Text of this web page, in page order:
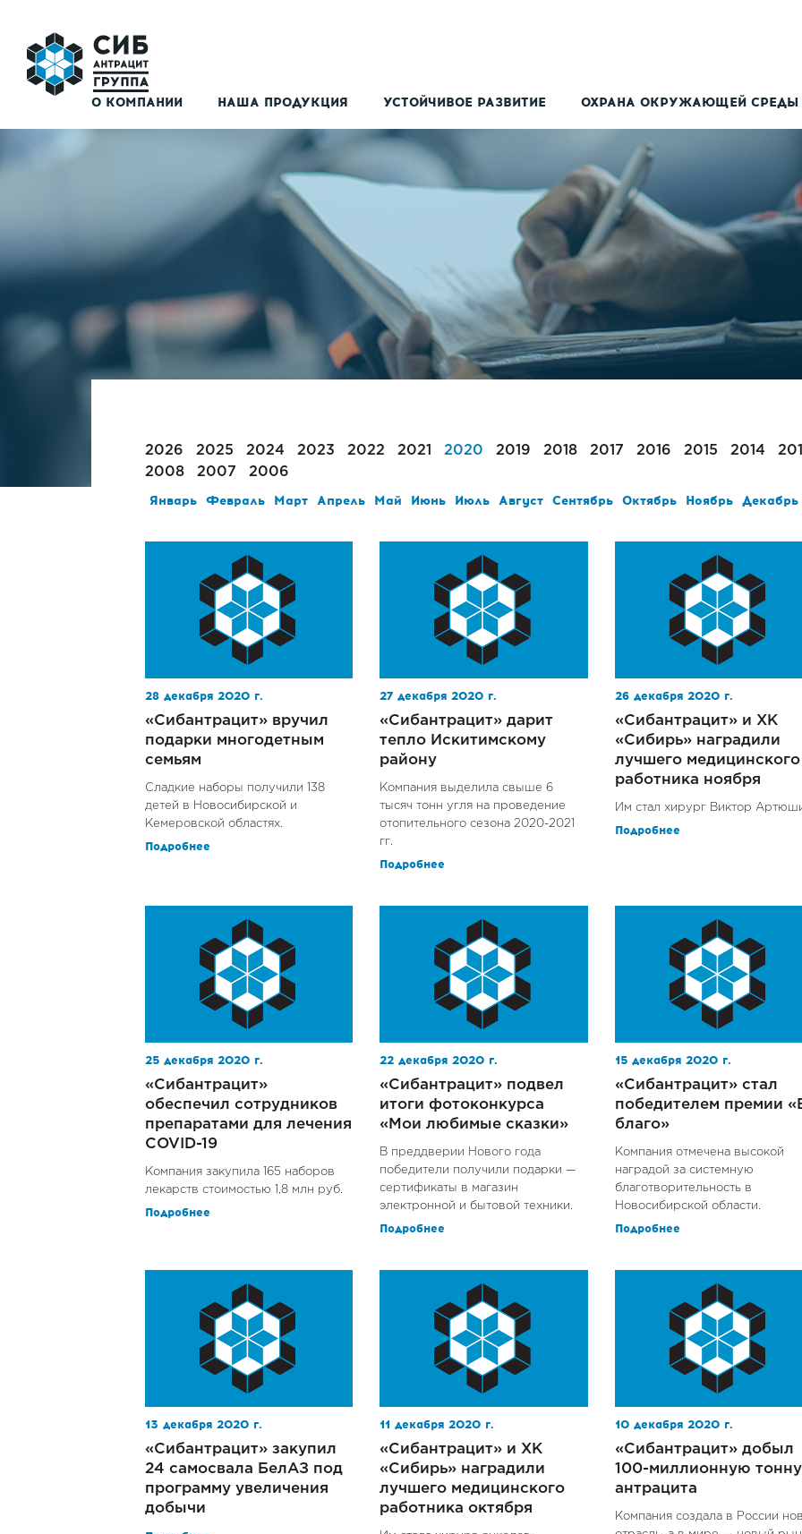
О КОМПАНИИ НАША ПРОДУКЦИЯ УСТОЙЧИВОЕ РАЗВИТИЕ ОХРАНА ОКРУЖАЮЩЕЙ СРЕДЫ
2026 2025 2024 2023 2022 2021 2020 2019 2018 2017 2016 2015 2014
2008
2007 2006
Январь Февраль Март Апрель Май Июнь Июль Август Сентябрь Октябрь Ноябрь Декабрь
28 декабря 2020 г.
«Сибантрацит» вручил
подарки многодетным
семьям
Сладкие наборы получили 138
детей в Новосибирской и
Кемеровской областях.
Подробнее
27 декабря 2020 г.
«Сибантрацит» дарит
тепло Искитимскому
району
Компания выделила свыше 6
тысяч тонн угля на проведение
отопительного сезона 2020-2021
гг.
Подробнее
26 декабря 2020 г.
«Сибантрацит» и ХК
«Сибирь» наградили
лучшего медицинского
работника ноября
Им стал хирург Виктор
Подробнее
25 декабря 2020 г.
«Сибантрацит»
обеспечил сотрудников
препаратами для лечения
COVID-19
Компания закупила 165 наборов
лекарств стоимостью 1,8 млн руб.
Подробнее
22 декабря 2020 г.
«Сибантрацит» подвел
итоги фотоконкурса
«Мои любимые сказки»
В преддверии Нового года
победители получили подарки —
сертификаты в магазин
электронной и бытовой техники.
Подробнее
15 декабря 2020 г.
«Сибантрацит» стал
победителем премии
благо»
Компания отмечена высокой
наградой за системную
благотворительность в
Новосибирской области.
Подробнее
13 декабря 2020 г.
«Сибантрацит» закупил
24 самосвала БелАЗ под
программу увеличения
добычи
11 декабря 2020 г.
«Сибантрацит» и ХК
«Сибирь» наградили
лучшего медицинского
работника октября
10 декабря 2020 г.
«Сибантрацит» добыл
100-миллионную тонну
антрацита
Компания создала в России